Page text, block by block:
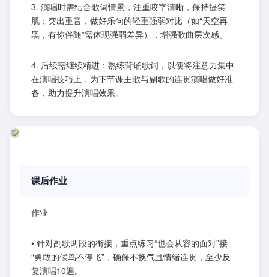
3. 演唱时需结合歌词情景，注重咬字清晰，保持提笑
肌；突出重音，做好乐句的轻重强弱对比（如“天空再
黑，有你伴随”需体现强弱差异），增强歌曲层次感。
4. 后续需继续精进：熟练背诵歌词，以便将注意力集中
在演唱技巧上，为下节课主歌与副歌的连贯演唱做好准
备，助力提升演唱效果。
课后作业
作业
• 针对副歌两段的衔接，重点练习“也会从容的面对”接
“勇敢的候鸟不停飞”，确保不换气且情绪连贯，至少反
复演唱10遍。